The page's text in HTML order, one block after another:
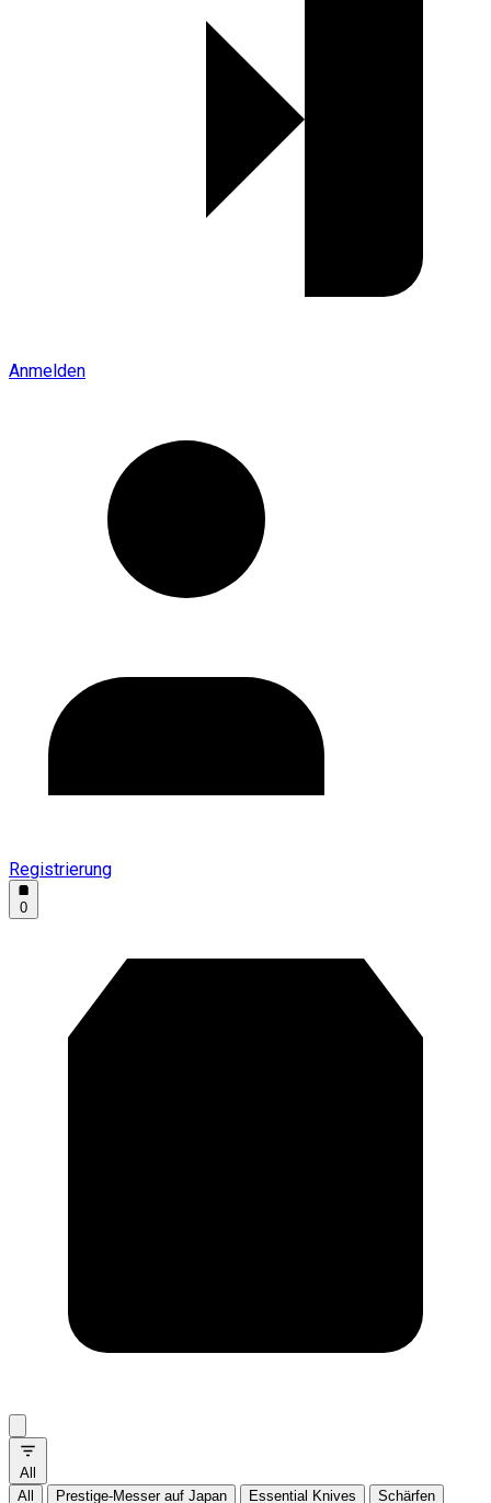
Anmelden
Registrierung
0
All
All
Prestige-Messer auf Japan Essential Knives
Schärfen